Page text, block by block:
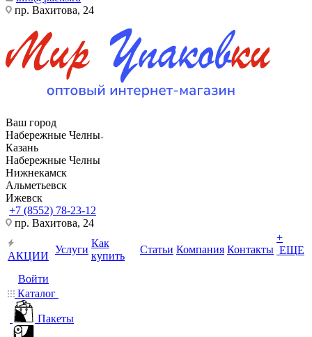
пр. Вахитова, 24
Ваш город
Набережные Челны
Казань
Набережные Челны
Нижнекамск
Альметьевск
Ижевск
+7 (8552) 78-23-12
пр. Вахитова, 24
АКЦИИ
Услуги
Как
купить
Статьи Компания Контакты
+
ЕЩЕ
Войти
Каталог
Пакеты